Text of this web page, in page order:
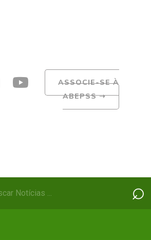
ASSOCIE-SE À
ABEPSS➝
ABEPSS Itinerante ⌕